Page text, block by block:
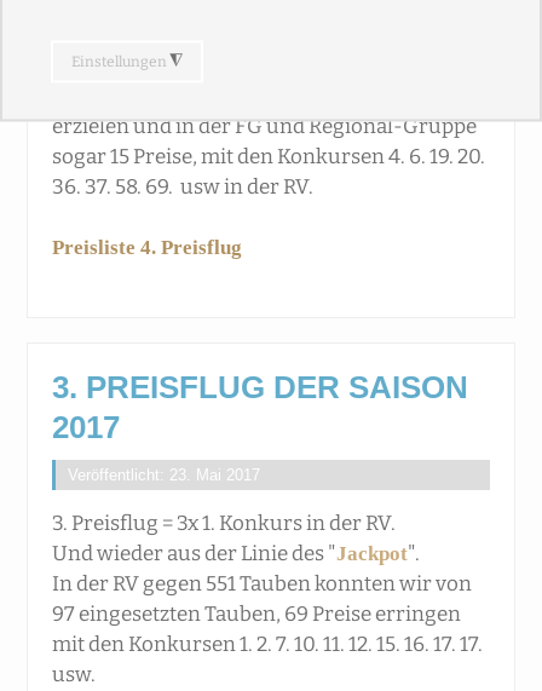
dritte 1. Konkurssieger aus ihr für dieses Jahr.
Sandra Müller konnte an diesem Preisflug in
erzielen und in der FG und Regional-Gruppe
sogar 15 Preise, mit den Konkursen 4. 6. 19. 20.
36. 37. 58. 69. usw in der RV.
Preisliste 4. Preisflug
3. PREISFLUG DER SAISON
2017
Veröffentlicht: 23. Mai 2017
3. Preisflug = 3x 1. Konkurs in der RV.
Und wieder aus der Linie des "Jackpot".
In der RV gegen 551 Tauben konnten wir von
97 eingesetzten Tauben, 69 Preise erringen
mit den Konkursen 1. 2. 7. 10. 11. 12. 15. 16. 17. 17.
usw.